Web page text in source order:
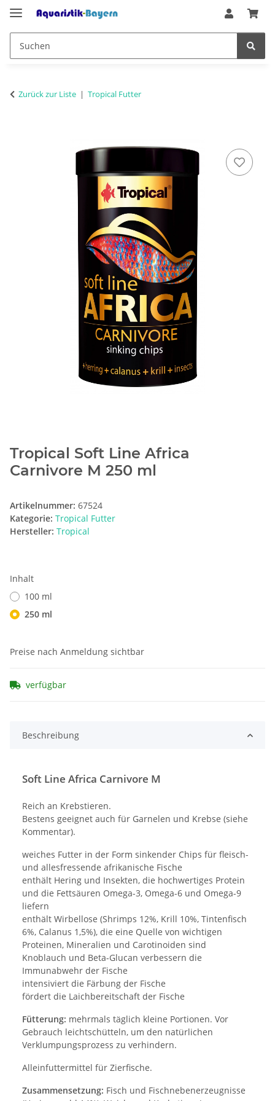
Zurück zur Liste Tropical Futter
Tropical Soft Line Africa
Carnivore M 250 ml
Artikelnummer: 67524
Kategorie: Tropical Futter
Hersteller: Tropical
Inhalt
100 ml
250 ml
Preise nach Anmeldung sichtbar
verfügbar
Beschreibung
Soft Line Africa Carnivore M
Reich an Krebstieren.
Bestens geeignet auch für Garnelen und Krebse (siehe
Kommentar).
weiches Futter in der Form sinkender Chips für fleisch-
und allesfressende afrikanische Fische
enthält Hering und Insekten, die hochwertiges Protein
und die Fettsäuren Omega-3, Omega-6 und Omega-9
liefern
enthält Wirbellose (Shrimps 12%, Krill 10%, Tintenfisch
6%, Calanus 1,5%), die eine Quelle von wichtigen
Proteinen, Mineralien und Carotinoiden sind
Knoblauch und Beta-Glucan verbessern die
Immunabwehr der Fische
intensiviert die Färbung der Fische
fördert die Laichbereitschaft der Fische
Fütterung: mehrmals täglich kleine Portionen. Vor
Gebrauch leichtschütteln, um den natürlichen
Verklumpungsprozess zu verhindern.
Alleinfuttermittel für Zierfische.
Zusammensetzung: Fisch und Fischnebenerzeugnisse